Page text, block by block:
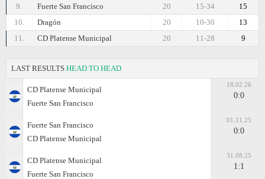
9.
Fuerte San Francisco 15
15-34
20
10.
Dragón 13
10-30
20
11.
CD Platense Municipal 9
11-28
20
LAST RESULTS HEAD TO HEAD
CD Platense Municipal
Fuerte San Francisco
18.02.26
0:0
Fuerte San Francisco
CD Platense Municipal
01.11.25
0:0
CD Platense Municipal
Fuerte San Francisco
31.08.25
1:1